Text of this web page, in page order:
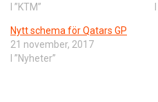
I ”KTM”
Nytt schema för Qatars GP
21 november, 2017
I ”Nyheter”